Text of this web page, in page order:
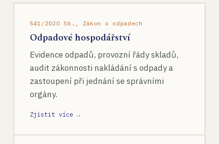
541/2020 Sb., Zákon o odpadech
Odpadové hospodářství
Evidence odpadů, provozní řády skladů,
audit zákonnosti nakládání s odpady a
zastoupení při jednání se správními
orgány.
Zjistit více →